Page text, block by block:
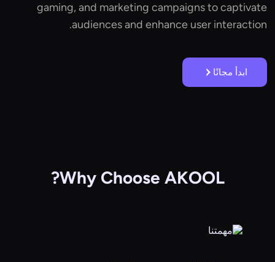
gaming, and marketing campaigns to captivate
audiences and enhance user interaction.
ابدأ مجانًا
Why Choose AKOOL?